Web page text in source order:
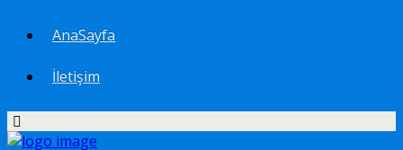
AnaSayfa
İletişim